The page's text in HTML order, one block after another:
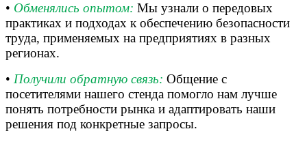
• Обменялись опытом: Мы узнали о передовых
практиках и подходах к обеспечению безопасности
труда, применяемых на предприятиях в разных
регионах.
• Получили обратную связь: Общение с
посетителями нашего стенда помогло нам лучше
понять потребности рынка и адаптировать наши
решения под конкретные запросы.